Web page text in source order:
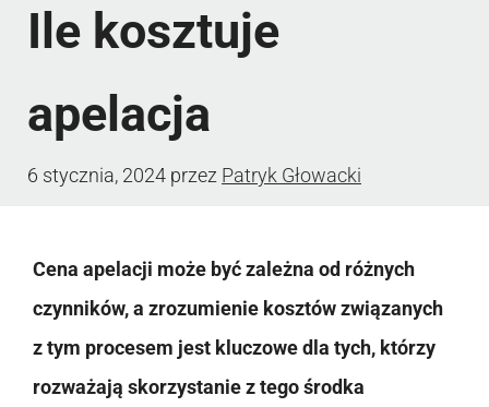
Ile kosztuje
apelacja
6 stycznia, 2024 przez Patryk Głowacki
Cena apelacji może być zależna od różnych
czynników, a zrozumienie kosztów związanych
z tym procesem jest kluczowe dla tych, którzy
rozważają skorzystanie z tego środka